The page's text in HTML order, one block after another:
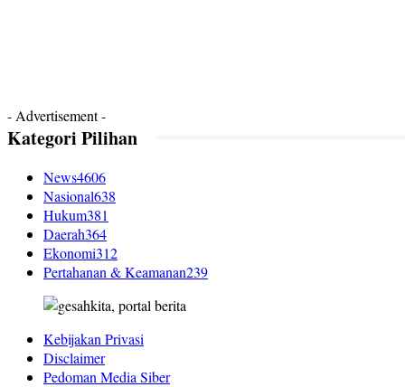
- Advertisement -
Kategori Pilihan
News4606
Nasional638
Hukum381
Daerah364
Ekonomi312
Pertahanan & Keamanan239
Kebijakan Privasi
Disclaimer
Pedoman Media Siber